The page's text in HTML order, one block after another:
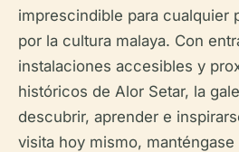
imprescindible para cualquier
por la cultura malaya. Con
instalaciones accesibles y
históricos de Alor Setar, la
descubrir, aprender e
visita hoy mismo,